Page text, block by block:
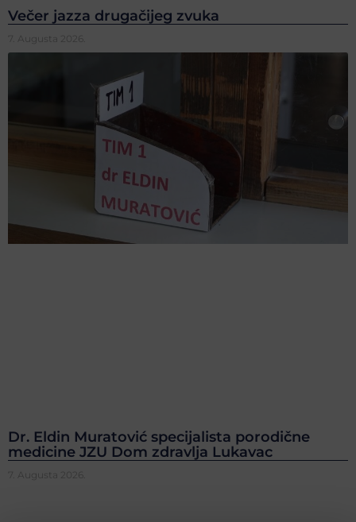
Večer jazza drugačijeg zvuka
7. Augusta 2026.
Dr. Eldin Muratović specijalista porodične
medicine JZU Dom zdravlja Lukavac
7. Augusta 2026.